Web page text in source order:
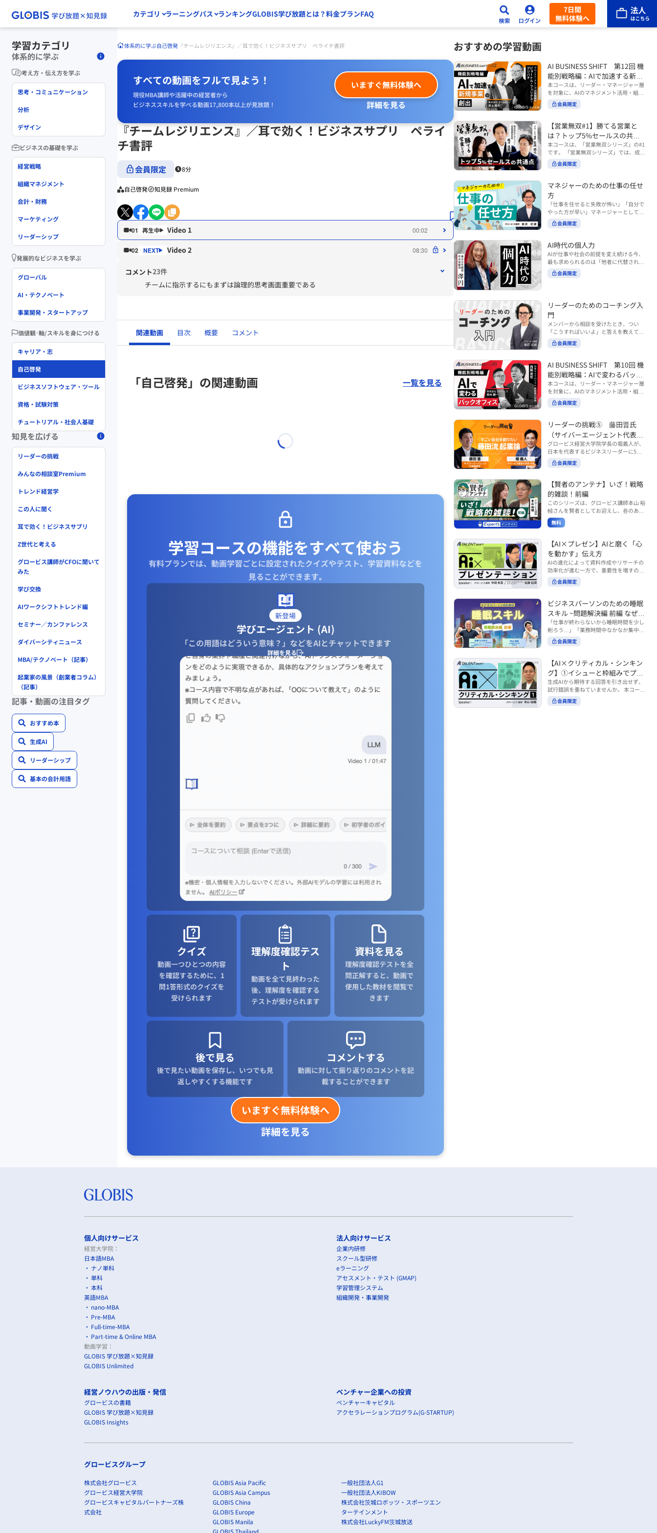
カテゴリ ラーニングパス ランキングGLOBIS学び放題とは？料金プランFAQ
7日間
無料体験へ
体系的に学ぶ自己啓発 『チームレジリエンス』／耳で効く！ビジネスサプリ ペライチ書評
すべての動画をフルで見よう！
現役MBA講師や活躍中の経営者から
ビジネススキルを学べる動画17,800本以上が見放題！
いますぐ無料体験へ
詳細を見る
『チームレジリエンス』／耳で効く！ビジネスサプリ ペライ
チ書評
会員限定 8分
自己啓発 知見録 Premium
01 Video 1 00:02
02 Video 2 08:30
コメント23件
チームに指示するにもまずは論理的思考画面重要である
関連動画 目次 概要 コメント
「自己啓発」の関連動画 一覧を見る
学習コースの機能をすべて使おう
有料プランでは、動画学習ごとに設定されたクイズやテスト、学習資料などを
見ることができます｡
新登場
学びエージェント (AI)
「この用語はどういう意味？」などをAIとチャットできます
詳細を見る
クイズ
動画一つひとつの内容
を確認するために、1
問1答形式のクイズを
受けられます
理解度確認テス
ト
動画を全て見終わった
後、理解度を確認する
テストが受けられます
資料を見る
理解度確認テストを全
問正解すると、動画で
使用した教材を閲覧で
きます
後で見る
後で見たい動画を保存し、いつでも見
返しやすくする機能です
コメントする
動画に対して振り返りのコメントを記
載することができます
いますぐ無料体験へ
詳細を見る
おすすめの学習動画
AI BUSINESS SHIFT 第12回 機
能別戦略編：AIで加速する新規
事業の創出
本コースは、リーダー・マネージャー層
を対象に、AIのマネジメント活用・組織
活用を体系的に学ぶ 『AI BUSINESS SHI
FTシリーズ（全12回）』の第12回で
る新規事業の創出」では、新規事業やス
タートアップを取り巻く環境がどのよう
に変化しているのかを俯瞰し、新たな価
値創造と非連続な成長を生み出すため
に、AI時代における事業機会の捉え方
や、成功確率を高めるための考え方につ
携わるリーダー・マネージャーの方 ・AI
を活用して事業創出のスピードや成功確
率を高めたい方 ・AI時代における新規事
業リーダーの役割やマインドセットを学
びたい方 ■AIシフトシリーズとは？ 『AI
BUSINESS SHIFTシリーズ』は以下の3
す。（順次公開） https://unlimited.glo
bis.co.jp/ja/tags/AI%E3%83%93%E3%8
2%B8%E3%83%8D%E3%82%B9%E3%
82%B7%E3%83%95%E3%83%88 ・基
礎編（第1回〜3回）：リーダーやマネー
のリーダーシップや組織変革を中心に学
ぶコース ・機能別戦略編（第8回〜12
回）：AI時代における機能別での戦略の
あり方を中心に学ぶコース より実践的な
AIツールの活用法について学びたい方は
『AI WORK SHIFTシリーズ』をご視聴く
3%BC%E3%82%AF%E3%82%B7%E3%
83%95%E3%83%88 ※本コースは、AIの
マネジメント活用を学ぶ「AIビジネスシ
フト」シリーズの一環として提供してい
ます。 ※本動画は、制作時点の情報に基
づき作成したものです（2026年03月制
会員限定
【営業無双#1】勝てる営業と
は？トップ5%セールスの共通
点
本コースは、「営業無双シリーズ」の#1
です。 「営業無双シリーズ」では、成約
率アップに向けて、お客様に選ばれ続け
る無双の営業になるための実践的な考え
（#2以降は順次公開） 本コースでは、
「勝てる営業とは？トップ5%セールス
の共通点」をテーマに BtoBでお客様に
選ばれる営業の役割 トップ5％のセール
スに共通する行動や考え方 成果につなが
る実践的なポイント などを解説します。
◾️こんな方におすすめ 提案しても顧客に
が多い方 顧客の本当の課題や決裁者の判
断基準をつかみきれず、案件が前に進ま
ない方 再現性のある営業テクニックを身
につけたい方 ※本動画は、制作時点の情
報に基づき作成したものです（2026年7
会員限定
マネジャーのための仕事の任せ
方
「仕事を任せると失敗が怖い」「自分で
やった方が早い」マネージャーとしてメ
ンバーやチームの力を引き出しながら成
果を上げるには、どのように仕事を任せ
い時代において、マネージャーとして成
果を上げ続けるためには、メンバーの個
性や特性を理解し、それに合わせた効果
的な任せ方を身につけることが重要で
す。このコースでは、ソーシャルスタイ
し、自身のリーダーシップを発揮できる
ようになっていきます。 ※本動画は、制
作時点の情報に基づき作成したものです
（2024年12月制作）
会員限定
AI時代の個人力
AIが仕事や社会の前提を変え続ける今、
最も求められるのは「他者に代替されな
い個としての力」“個人力”です。 本コー
スでは、澤円氏の著書『個人力』をもと
ーマは、「Being（ありたい自分）」を
中心に据え、自ら考え（Think）、変化
し（Transform）、協働する（Collabor
ate）ことで、自分らしい価値を発揮し
ていくこと。 リスキリングやAI活用が叫
ばれる今こそ、スキルより先に“自分の
軸”を問うことが重要です。 あなたは何
か？ このコースは、あなたが“ありたい
自分”として生き、キャリアをデザイン
していくための思考と行動のガイドにな
ります。 ※本動画は、制作時点の情報に
基づき作成したものです（2025年11月
制作）
会員限定
リーダーのためのコーチング入
門
メンバーから相談を受けたとき、つい
「こうすればいいよ」と答えを教えてし
まう。 あるいは、「自分で考えてほし
い」と思うあまり、すべて任せきりにし
つつ、自律的に仕事を進めてもらうため
にはどうすればよいのか。 こうした悩み
に直面するリーダー・マネージャーの方
は多いのではないでしょうか。 変化が激
しく、正解のない現代においては、指示
や助言にとどまらず、メンバーの思考を
引き出し、自律的な行動を促す「コーチ
す。 本コースでは、基礎的なコーチング
の考え方を押さえたうえで、実際の職場
で起こりがちな事例をもとに、相手の思
考と行動を引き出す関わり方を学びま
す。 また、代表的なコーチングのフレー
ムワークである「GROWモデル」を取り
の主体性を引き出していくのかを、わか
りやすく解説します。 メンバーとの対話
を、成長を促す機会へと変えていく。そ
の第一歩としておすすめのコースです。
コース内で紹介している「傾聴力」を深
めたい方は、こちらも合わせてご覧くだ
さい。 ・傾聴力 ~リーダーのための聴く
is.co.jp/ja/courses/fe285262/learn/step
s/59808 ・傾聴力 ~リーダーのための聴
く技術~（実践編） https://unlimited.gl
obis.co.jp/ja/courses/01d24a39/learn/s
teps/59813 ※本動画は、制作時点の情
報に基づき作成したものです（2026年6
月制作）
会員限定
AI BUSINESS SHIFT 第10回 機
能別戦略編：AIで変わるバック
オフィス
本コースは、リーダー・マネージャー層
を対象に、AIのマネジメント活用・組織
活用を体系的に学ぶ 『AI BUSINESS SHI
FTシリーズ（全12回）』の第10回で
バックオフィス」では、人事・総務・労
務・経理・情報システムなどのバックオ
フィス領域において、定型業務の自動化
や効率化といった現場レベルのAI活用だ
けでなく、いかにして経営や戦略に貢献
する存在へと進化していくのかについて
考えを深め、学んでいきます。 ■こんな
理・情シスなど、バックオフィス部門を
率いるリーダー・マネージャーの方 ・バ
ックオフィス業務へのAI活用やDX推進を
担っている方 ・AI時代におけるバックオ
フィスの役割や戦略のあり方を考えたい
方 ■AIシフトシリーズとは？ 『AI BUSI
で設計された全12回のシリーズです。
（順次公開） https://unlimited.globis.c
o.jp/ja/tags/AI%E3%83%93%E3%82%B
8%E3%83%8D%E3%82%B9%E3%82%
B7%E3%83%95%E3%83%88 ・基礎編
（第1回〜3回）：リーダーやマネージャ
ーに求められる、AI時代の基礎的なリテ
ジメント編（第4回〜7回）：AI時代のリ
ーダーシップや組織変革を中心に学ぶコ
ース ・機能別戦略編（第8回〜12回）：
AI時代における機能別での戦略のあり方
を中心に学ぶコース より実践的なAIツー
ルの活用法について学びたい方は『AI W
earch?tag=AI%E3%83%AF%E3%83%B
C%E3%82%AF%E3%82%B7%E3%83%
95%E3%83%88 ※本コースは、AIのマネ
ジメント活用を学ぶ「AIビジネスシフ
ト」シリーズの一環として提供していま
す。 ※本動画は、制作時点の情報に基づ
会員限定
リーダーの挑戦⑤ 藤田晋氏
（サイバーエージェント代表取
締役）
グロービス経営大学院学長の堀義人が、
日本を代表するビジネスリーダーに5つ
の質問（能力開発／挑戦／試練／仲間／
志）を投げかけ、その人生哲学を解き明
ーエージェント代表取締役の藤田晋氏。
起業の理由、経営をどうやって学んだ
か、アメーバブログ・ABEMAの立ち上
げ、経営チームづくりについてなど聞い
ていきます。（肩書きは2020年12月11
日撮影当時のもの） 藤田 晋 サイバー
ス・キャピタル・パートナーズ 代表パ
ートナー
会員限定
【賢者のアンテナ】いざ！戦略
的雑談！前編
このシリーズは、グロービス講師本山 裕
輔さんを賢者としてお迎えし、巷のあり
とあらゆるものを独自の視点で紐解き、
皆様の学びの意欲を刺激するコンテンツ
期配信されます。 取り上げて欲しいご質
問やテーマ、感想を随時受け付けていま
す。 グーグルフォーム（https://forms.g
le/qqoBYuRUmUYz4scC6） または グ
ロ放題編集部員のX（https://x.com/mai
rakobayashi） まで、ぜひご要望をお
6月制作）
無料
【AI×プレゼン】AIと磨く「心
を動かす」伝え方
AIの進化によって資料作成やリサーチの
効率化が進む一方で、重要性を増すのが
「伝える力」です。本コースでは、AI時
代のプレゼンに求められるデリバリース
を客観的に評価し、改善できるAI活用法
も紹介。大事な場面で「心を動かす」プ
レゼンをしたい方におすすめです。関連
コース「プレゼンテーションスキル」も
併せてご覧ください。 ▼プレゼン動画分
析プロンプト（辛口） https://hodai.glo
bis.co.jp/learning_documents/6f976cd
ル https://unlimited.globis.co.jp/ja/co
urses/598f3254/ ※本コースは、AI時代
のビジネススキルを学ぶ「AIタレントシ
フト」シリーズの一環として提供してい
ます。 https://unlimited.globis.co.jp/j
a/tags/AI%E3%82%BF%E3%83%AC%E
会員限定
ビジネスパーソンのための睡眠
スキル ~問題解決編 前編 なぜ眠
れないのか？~
「仕事が終わらないから睡眠時間を少し
削ろう…」「業務時間中なかなか集中で
きない…」「毎日朝起きるのがつら
い…」。 あなたはこのような経験をした
トの時間をやりくりするために、真っ先
に削りがちなのが「睡眠」時間。 実は
今、日本社会は世界と比較して「最も眠
らない国」だということもわかってきて
います。 慢性的な睡眠不足は、心身の健
康に悪影響なだけでなく、仕事のパフォ
ーマンスにも当然大きな影響を与え、社
会員限定
【AI×クリティカル・シンキン
グ】①イシューと枠組みでプロ
ンプトを磨く
生成AIから期待する回答を引き出せず、
試行錯誤を重ねていませんか。 本コース
では、生成AI活用の質を高める鍵とし
て、クリティカル・シンキングの視点か
会員限定
学習カテゴリ
体系的に学ぶ
考え方・伝え方を学ぶ
思考・コミュニケーション
分析
デザイン
ビジネスの基礎を学ぶ
経営戦略
組織マネジメント
会計・財務
マーケティング
リーダーシップ
発展的なビジネスを学ぶ
グローバル
AI・テクノベート
事業開発・スタートアップ
価値観･軸/スキルを身につける
キャリア・志
自己啓発
ビジネスソフトウェア・ツール
資格・試験対策
チュートリアル・社会人基礎
知見を広げる
リーダーの挑戦
みんなの相談室Premium
トレンド経営学
この人に聞く
耳で効く！ビジネスサプリ
Z世代と考える
グロービス講師がCFOに聞いて
みた
学び交換
AIワークシフトトレンド編
セミナー／カンファレンス
ダイバーシティニュース
MBA/テクノベート（記事）
起業家の風景（創業者コラム）
（記事）
記事・動画の注目タグ
おすすめ本
生成AI
リーダーシップ
基本の会計用語
個人向けサービス
経営大学院：
日本語MBA
ナノ単科
単科
本科
英語MBA
nano-MBA
Pre-MBA
Full-time-MBA
Part-time & Online MBA
動画学習：
GLOBIS 学び放題×知見録
GLOBIS Unlimited
法人向けサービス
企業内研修
スクール型研修
eラーニング
アセスメント・テスト (GMAP)
学習管理システム
組織開発・事業開発
経営ノウハウの出版・発信
グロービスの書籍
GLOBIS 学び放題×知見録
GLOBIS Insights
ベンチャー企業への投資
ベンチャーキャピタル
アクセラレーションプログラム(G-STARTUP)
グロービスグループ
株式会社グロービス
グロービス経営大学院
グロービスキャピタルパートナーズ株
式会社
GLOBIS Asia Pacific
GLOBIS Asia Campus
GLOBIS China
GLOBIS Europe
GLOBIS Manila
GLOBIS Thailand
一般社団法人G1
一般社団法人KIBOW
株式会社茨城ロボッツ・スポーツエン
ターテインメント
株式会社LuckyFM茨城放送